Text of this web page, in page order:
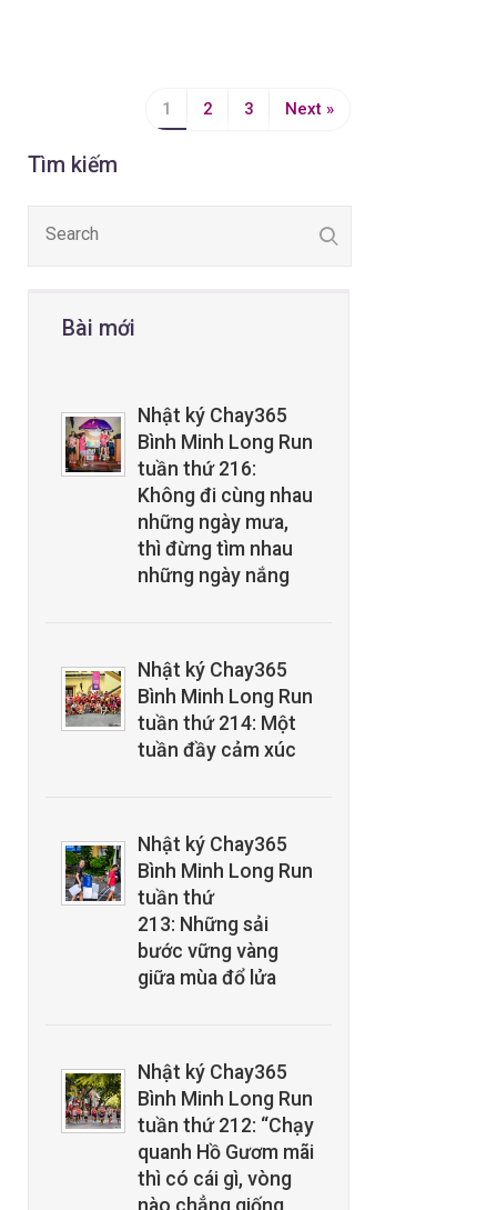
1 2 3 Next »
Tìm kiếm
Bài mới
Nhật ký Chay365
Bình Minh Long Run
tuần thứ 216:
Không đi cùng nhau
những ngày mưa,
thì đừng tìm nhau
những ngày nắng
Nhật ký Chay365
Bình Minh Long Run
tuần thứ 214: Một
tuần đầy cảm xúc
Nhật ký Chay365
Bình Minh Long Run
tuần thứ
213: Những sải
bước vững vàng
giữa mùa đổ lửa
Nhật ký Chay365
Bình Minh Long Run
tuần thứ 212: “Chạy
quanh Hồ Gươm mãi
thì có cái gì, vòng
nào chẳng giống